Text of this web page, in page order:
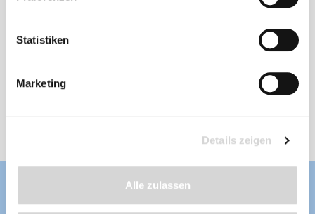
Statistiken
Marketing
Details zeigen
Alle zulassen
Stärke: 1 mm
frostbeständig, fisch- und pflanzenverträglich,
und unverbrauchten Rohstoffen hergestellt
Lieferzeit: 4 - 8 Werktage